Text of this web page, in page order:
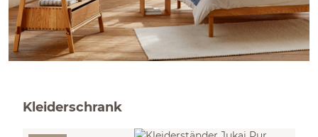
Kleiderschrank